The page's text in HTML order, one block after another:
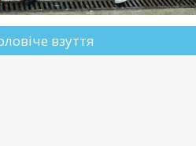
взуття